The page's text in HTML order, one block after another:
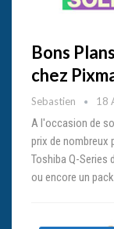
Bons
chez
Sebastien 18
A l'occasion de
prix de nombreux
Toshiba Q-Series
ou encore un